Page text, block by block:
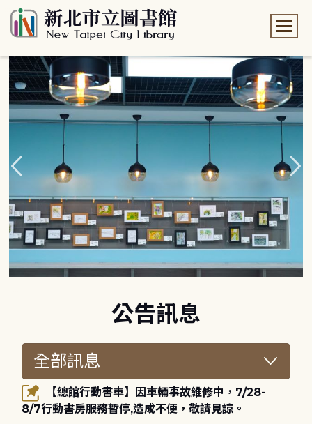
公告訊息
8/7行動書房服務暫停,造成不便，敬請見諒。